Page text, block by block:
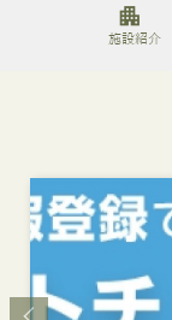
apartment
施設紹介